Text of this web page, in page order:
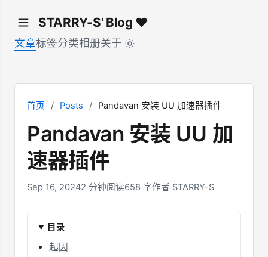
STARRY-S' Blog ♥
文章标签分类相册关于
首页 / Posts / Pandavan 安装 UU 加速器插件
Pandavan 安装 UU 加
速器插件
Sep 16, 20242 分钟阅读658 字作者 STARRY-S
目录
起因